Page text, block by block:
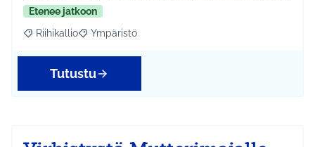
Etenee jatkoon
Rajaa tulokset aihepiirin mukaan: Riihikallio
Riihikallio Rajaa tulokset teeman mukaan: Ympäristö
Ympäristö
Tutustu